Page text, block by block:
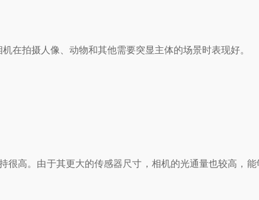
拍摄人像、动物和其他需要突显主体的场景时表现好。
高。由于其更大的传感器尺寸，相机的光通量也较高，能